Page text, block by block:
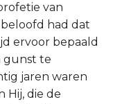
van
had dat
ervoor bepaald
gunst te
jaren waren
Hij, die de